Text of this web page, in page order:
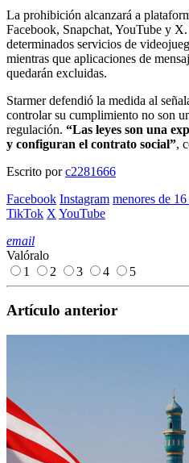
La prohibición alcanzará a
Facebook, Snapchat, YouTube y
determinados servicios de
mientras que aplicaciones de
quedarán excluidas.
Starmer defendió la medida al
controlar su cumplimiento no son
regulación. “Las leyes son una
y configuran el contrato social”,
Escrito porc2281666
Facebook Instagram menores de 16
TikTok X YouTube
email
Valóralo
1
2 3 4 5
Artículo anterior